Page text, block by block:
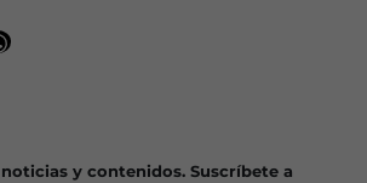
y contenidos. Suscríbete a